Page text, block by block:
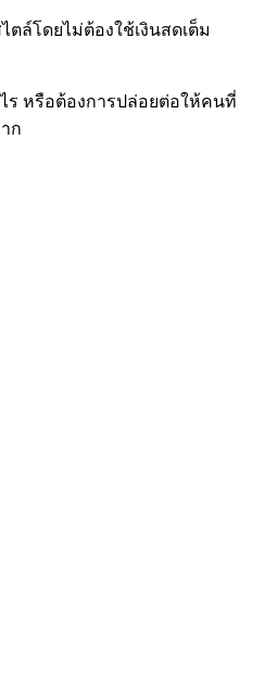
ล์โดยไม่ต้องใช้เงินสดเต็ม
ร หรือต้องการปล่อยต่อให้คนที่
ก